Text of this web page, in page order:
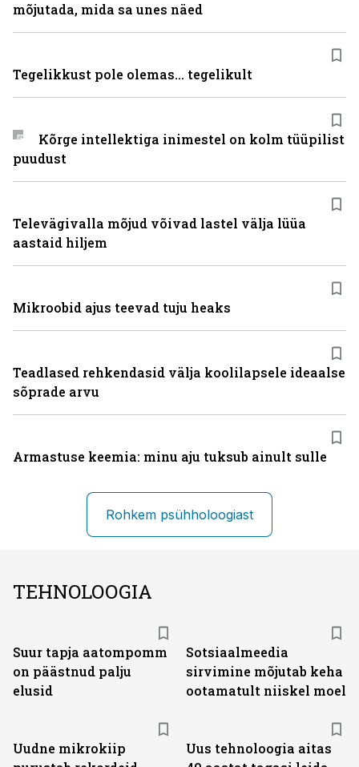
mõjutada, mida sa unes näed
Tegelikkust pole olemas... tegelikult
Kõrge intellektiga inimestel on kolm tüüpilist
puudust
Televägivalla mõjud võivad lastel välja lüüa
aastaid hiljem
Mikroobid ajus teevad tuju heaks
Teadlased rehkendasid välja koolilapsele ideaalse
sõprade arvu
Armastuse keemia: minu aju tuksub ainult sulle
Rohkem psühholoogiast
TEHNOLOOGIA
Suur tapja aatompomm
on päästnud palju
elusid
Sotsiaalmeedia
sirvimine mõjutab keha
ootamatult niiskel moel
Uudne mikrokiip
Uus tehnoloogia aitas